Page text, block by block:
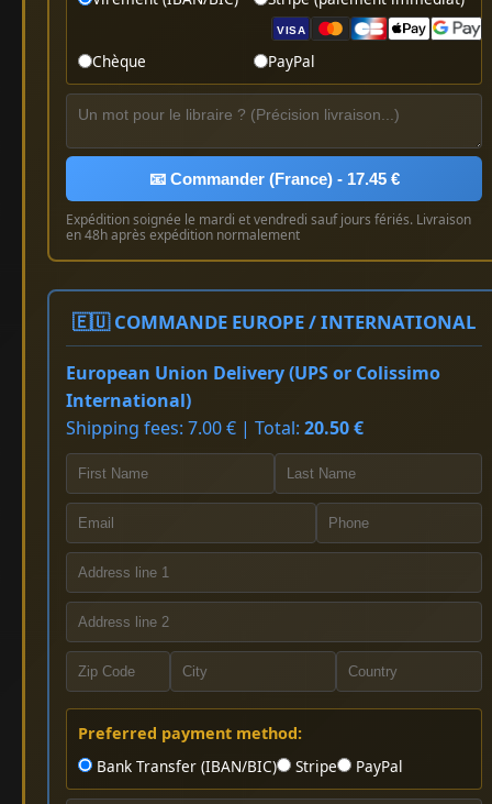
VISA
Chèque PayPal
📧 Commander (France) - 17.45 €
Expédition soignée le mardi et vendredi sauf jours fériés. Livraison
en 48h après expédition normalement
🇪🇺 COMMANDE EUROPE / INTERNATIONAL
European Union Delivery (UPS or Colissimo
International)
Shipping fees: 7.00 € | Total: 20.50 €
Preferred payment method:
Bank Transfer (IBAN/BIC)
Stripe PayPal